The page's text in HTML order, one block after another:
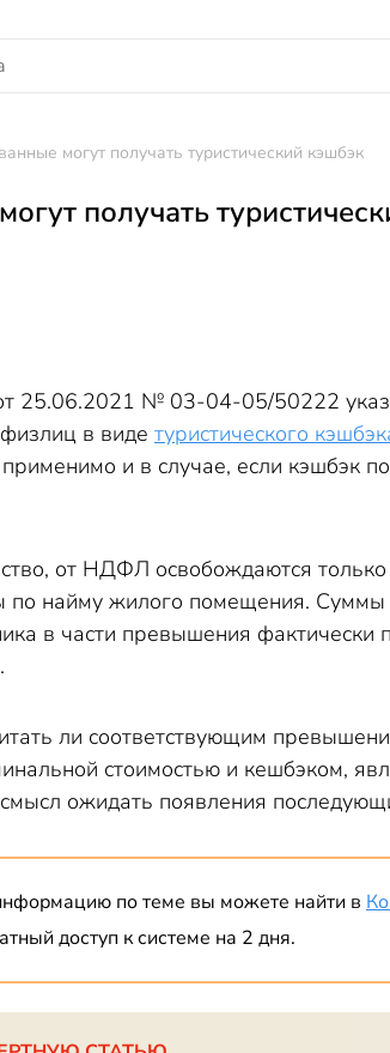
могут получать туристический кэшбэк
получать
25.06.2021 № 03-04-05/50222
в виде туристического
применимо и в случае, если кэшбэк
от НДФЛ освобождаются
по найму жилого помещения. Суммы
в части превышения
ли соответствующим
стоимостью и кешбэком,
ожидать появления
по теме вы можете найти в
доступ к системе на 2 дня.